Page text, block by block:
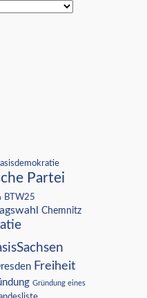
Partei
BTW25
Chemnitz
Freiheit
Gründung eines